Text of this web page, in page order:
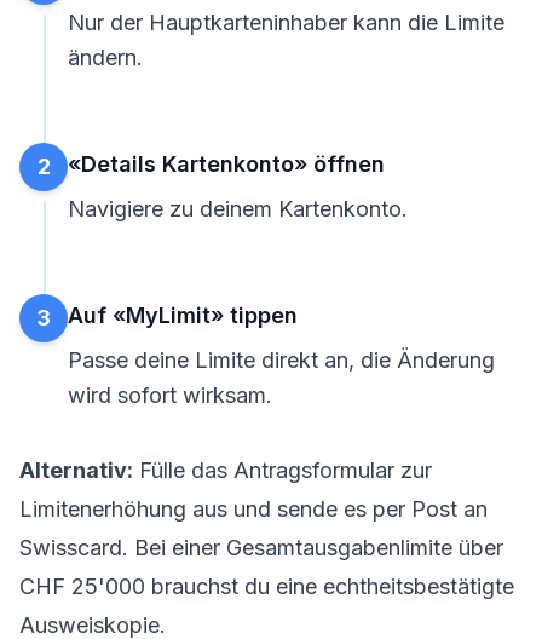
Nur der Hauptkarteninhaber kann die Limite
ändern.
2
«Details Kartenkonto» öffnen
Navigiere zu deinem Kartenkonto.
3
Auf «MyLimit» tippen
Passe deine Limite direkt an, die Änderung
wird sofort wirksam.
Alternativ: Fülle das Antragsformular zur
Limitenerhöhung aus und sende es per Post an
Swisscard. Bei einer Gesamtausgabenlimite über
CHF 25'000 brauchst du eine echtheitsbestätigte
Ausweiskopie.